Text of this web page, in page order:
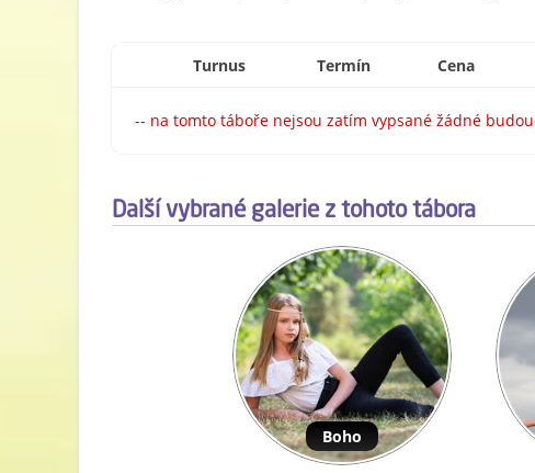
Turnus Termín Cena
-- na tomto táboře nejsou zatím vypsané žádné
Další vybrané galerie z tohoto tábora
Boho